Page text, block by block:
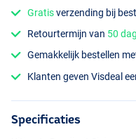
Gratisverzending bij
Retourtermijn van 50
Gemakkelijk bestellen
Klanten geven Visdeal
Specificaties